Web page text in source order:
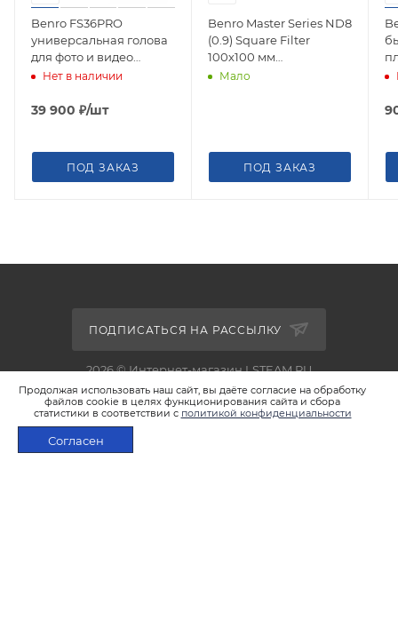
Продолжая использовать наш сайт, вы даёте согласие на обработку
файлов cookie в целях функционирования сайта и сбора
статистики в соответствии с политикой конфиденциальности
Согласен
Benro FS36PRO
универсальная голова
для фото и видео
съемки
Нет в наличии
39 900 ₽/шт
ПОД ЗАКАЗ
Benro Master Series ND8
(0.9) Square Filter
100х100 мм
светофильтр
Мало
ПОД ЗАКАЗ
ПОДПИСАТЬСЯ НА РАССЫЛКУ
2026 © Интернет-магазин LSTEAM.RU